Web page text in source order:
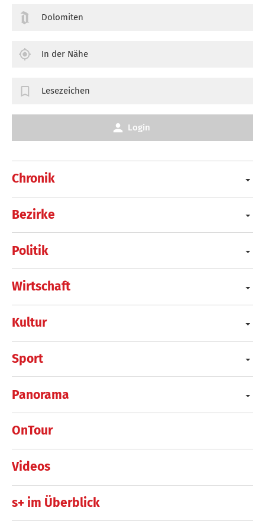
Chronik
Bezirke
Politik
Wirtschaft
Kultur
Sport
Panorama
OnTour
Videos
s+ im Überblick
Dolomiten
In der Nähe
Lesezeichen
Login